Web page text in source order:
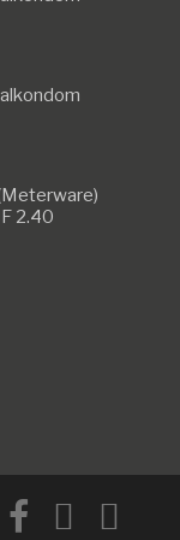
2.40Preisspanne:
facebookinstagram
email